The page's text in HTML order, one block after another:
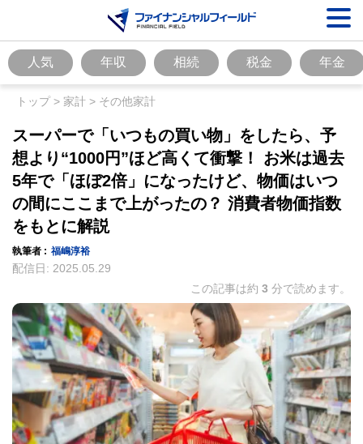
人気 年収 相続 税金 年金
トップ> 家計 > その他家計
スーパーで「いつもの買い物」をしたら、予
想より“1000円”ほど高くて衝撃！ お米は過去
5年で「ほぼ2倍」になったけど、物価はいつ
の間にここまで上がったの？ 消費者物価指数
をもとに解説
執筆者 : 福嶋淳裕
配信日: 2025.05.29
この記事は約 3 分で読めます。